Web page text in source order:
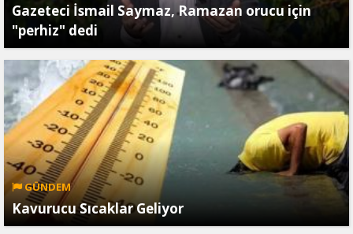
Gazeteci İsmail Saymaz, Ramazan orucu için
"perhiz" dedi
GÜNDEM
Kavurucu Sıcaklar Geliyor